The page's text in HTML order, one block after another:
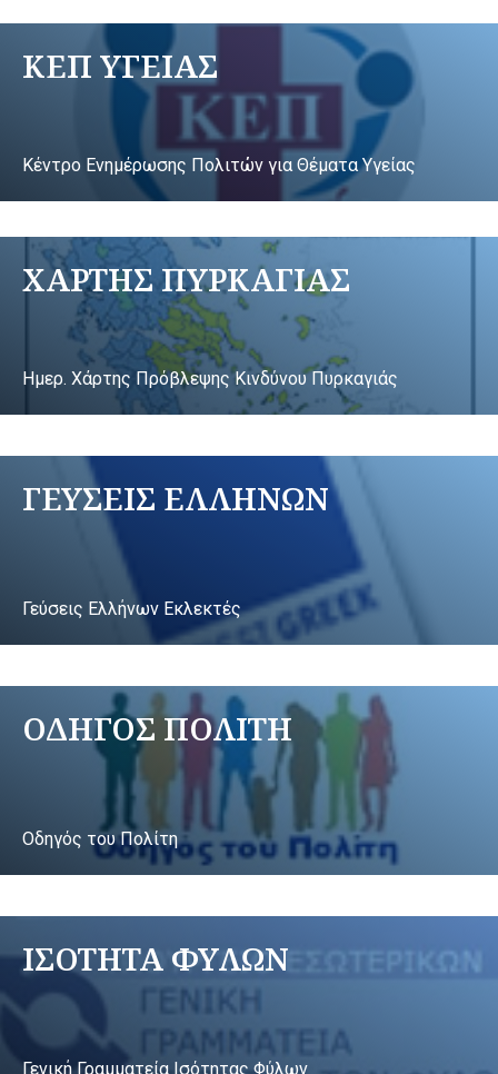
ΚΕΠ ΥΓΕΙΑΣ
Κέντρο Ενημέρωσης Πολιτών για Θέματα Υγείας
ΧΑΡΤΗΣ ΠΥΡΚΑΓΙΑΣ
Ημερ. Χάρτης Πρόβλεψης Κινδύνου Πυρκαγιάς
ΓΕΥΣΕΙΣ ΕΛΛΗΝΩΝ
Γεύσεις Ελλήνων Εκλεκτές
ΟΔΗΓΟΣ ΠΟΛΙΤΗ
Οδηγός του Πολίτη
ΙΣΟΤΗΤΑ ΦΥΛΩΝ
Γενική Γραμματεία Ισότητας Φύλων